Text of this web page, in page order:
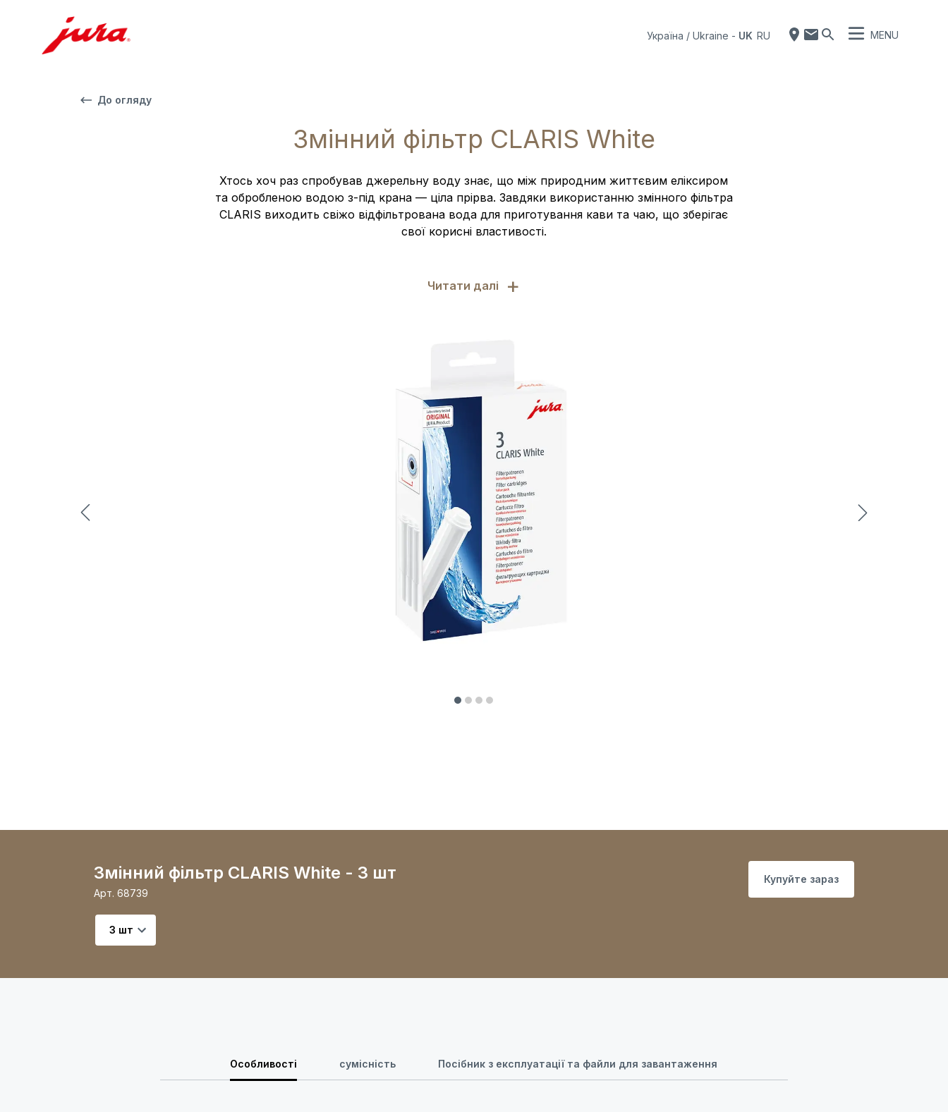
Україна / Ukraine - UK RU MENU
До огляду
Змінний фільтр CLARIS White
Хтось хоч раз спробував джерельну воду знає, що між природним життєвим еліксиром
та обробленою водою з-під крана — ціла прірва. Завдяки використанню змінного фільтра
CLARIS виходить свіжо відфільтрована вода для приготування кави та чаю, що зберігає
свої корисні властивості.
Читати далі +
Купуйте зараз
Виберіть варіант
Змінний фільтр CLARIS White - 3 шт
Арт. 68739
Особливості сумісність Посібник з експлуатації та файли для завантаження